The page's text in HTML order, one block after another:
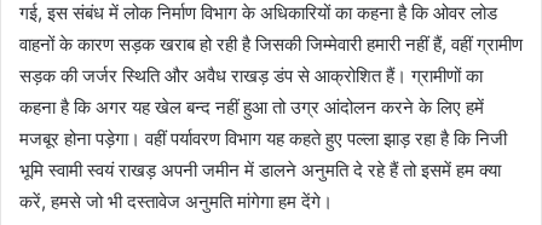
गई, इस संबंध में लोक निर्माण विभाग के अधिकारियों का कहना है कि ओवर लोड
वाहनों के कारण सड़क खराब हो रही है जिसकी जिम्मेवारी हमारी नहीं हैं, वहीं ग्रामीण
सड़क की जर्जर स्थिति और अवैध राखड़ डंप से आक्रोशित हैं। ग्रामीणों का
कहना है कि अगर यह खेल बन्द नहीं हुआ तो उग्र आंदोलन करने के लिए हमें
मजबूर होना पड़ेगा। वहीं पर्यावरण विभाग यह कहते हुए पल्ला झाड़ रहा है कि निजी
भूमि स्वामी स्वयं राखड़ अपनी जमीन में डालने अनुमति दे रहे हैं तो इसमें हम क्या
करें, हमसे जो भी दस्तावेज अनुमति मांगेगा हम देंगे।